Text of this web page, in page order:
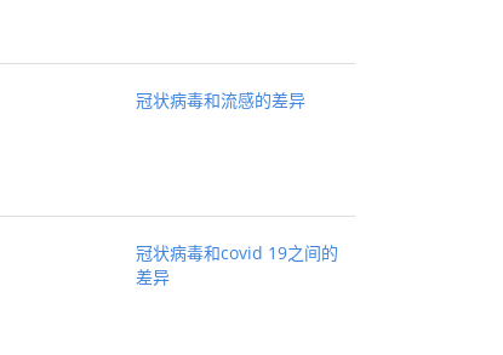
冠状病毒和流感的差异
冠状病毒和covid 19之间的
差异